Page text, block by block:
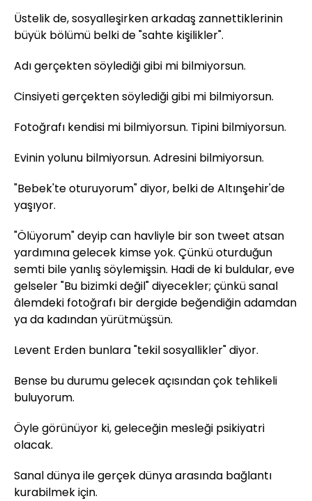
Üstelik de, sosyalleşirken arkadaş zannettiklerinin
büyük bölümü belki de "sahte kişilikler".
Adı gerçekten söylediği gibi mi bilmiyorsun.
Cinsiyeti gerçekten söylediği gibi mi bilmiyorsun.
Fotoğrafı kendisi mi bilmiyorsun. Tipini bilmiyorsun.
Evinin yolunu bilmiyorsun. Adresini bilmiyorsun.
"Bebek'te oturuyorum" diyor, belki de Altınşehir'de
yaşıyor.
"Ölüyorum" deyip can havliyle bir son tweet atsan
yardımına gelecek kimse yok. Çünkü oturduğun
semti bile yanlış söylemişsin. Hadi de ki buldular, eve
gelseler "Bu bizimki değil" diyecekler; çünkü sanal
âlemdeki fotoğrafı bir dergide beğendiğin adamdan
ya da kadından yürütmüşsün.
Levent Erden bunlara "tekil sosyallikler" diyor.
Bense bu durumu gelecek açısından çok tehlikeli
buluyorum.
Öyle görünüyor ki, geleceğin mesleği psikiyatri
olacak.
Sanal dünya ile gerçek dünya arasında bağlantı
kurabilmek için.